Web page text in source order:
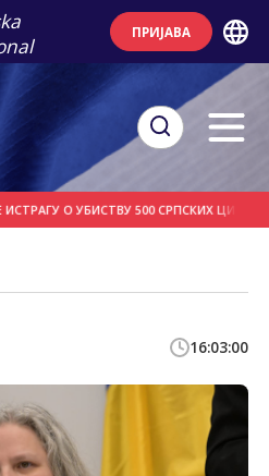
ПРИЈАВА
О УБИСТВУ 500 СРПСКИХ ЦИВИЛА НА
16:03:00